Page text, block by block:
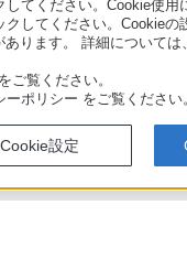
てください。Cookie使
してください。Cookie
ります。 詳細について
ご覧ください。
ーポリシー をご覧ください
Cookie設定